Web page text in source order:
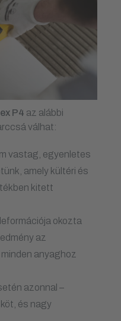
P4 az alábbi
válhat:
vastag, egyenletes
amely kültéri és
kitett
okozta
az
anyaghoz
azonnal –
és nagy